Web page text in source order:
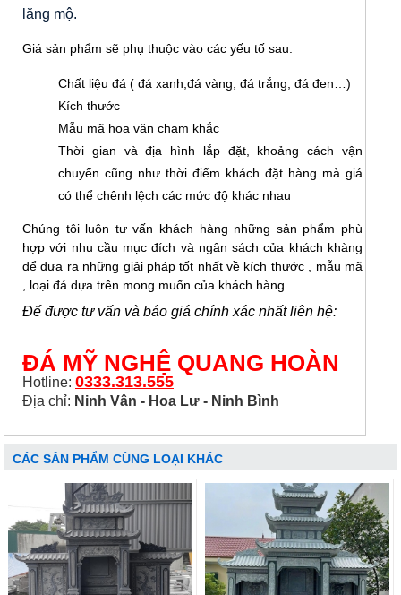
lăng mộ.
Giá sản phẩm sẽ phụ thuộc vào các yếu tố sau:
Chất liệu đá ( đá xanh,đá vàng, đá trắng, đá đen…)
Kích thước
Mẫu mã hoa văn chạm khắc
Thời gian và địa hình lắp đặt, khoảng cách vận
chuyển cũng như thời điểm khách đặt hàng mà giá
có thể chênh lệch các mức độ khác nhau
Chúng tôi luôn tư vấn khách hàng những sản phẩm phù
hợp với nhu cầu mục đích và ngân sách của khách khàng
để đưa ra những giải pháp tốt nhất về kích thước , mẫu mã
, loại đá dựa trên mong muốn của khách hàng .
Để được tư vấn và báo giá chính xác nhất liên hệ:
ĐÁ MỸ NGHỆ QUANG HOÀN
Hotline: 0333.313.555
Địa chỉ: Ninh Vân - Hoa Lư - Ninh Bình
CÁC SẢN PHẨM CÙNG LOẠI KHÁC